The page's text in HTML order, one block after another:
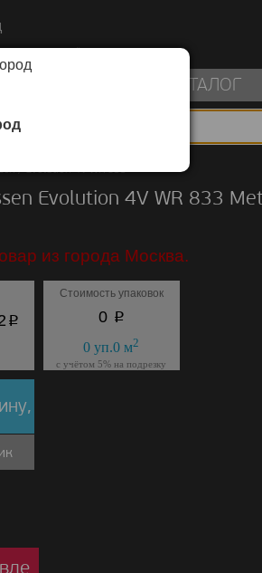
ПОКРЫТИЙ
КАТАЛОГ
/Evolution 4V WR 833
Evolution 4V WR 833
из города Москва.
p
Стоимость упаковок
0 p
0 уп.0 м2
с учётом 5% на подрезку